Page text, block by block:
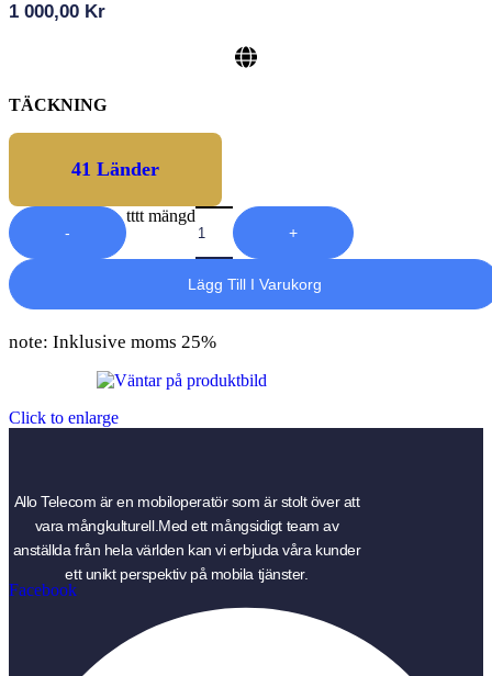
1 000,00 Kr
TÄCKNING
41 Länder
-
tttt mängd
+
Lägg Till I Varukorg
note: Inklusive moms 25%
Click to enlarge
Allo Telecom är en mobiloperatör som är stolt över att
vara mångkulturell.Med ett mångsidigt team av
anställda från hela världen kan vi erbjuda våra kunder
ett unikt perspektiv på mobila tjänster.
Facebook